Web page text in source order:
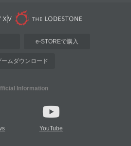
e-STOREで購入
ームダウンロード
Information
YouTube